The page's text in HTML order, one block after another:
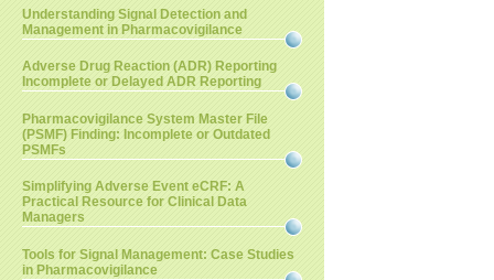
Understanding Signal Detection and
Management in Pharmacovigilance
Adverse Drug Reaction (ADR) Reporting
Incomplete or Delayed ADR Reporting
Pharmacovigilance System Master File
(PSMF) Finding: Incomplete or Outdated
PSMFs
Simplifying Adverse Event eCRF: A
Practical Resource for Clinical Data
Managers
Tools for Signal Management: Case Studies
in Pharmacovigilance